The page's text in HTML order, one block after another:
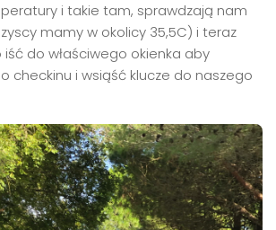
i takie tam, sprawdzają nam
mamy w okolicy 35,5C) i teraz
do właściwego okienka aby
checkinu i wsiąść klucze do naszego